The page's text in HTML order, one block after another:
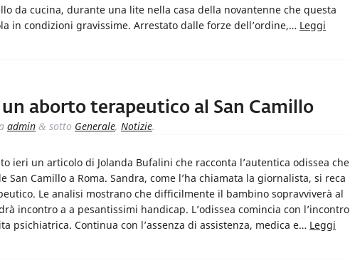
da cucina, durante una lite nella casa della novantenne che questa
in condizioni gravissime. Arrestato dalle forze dell’ordine,… Leggi
un aborto terapeutico al San Camillo
admin & sotto Generale, Notizie.
ieri un articolo di Jolanda Bufalini che racconta l’autentica odissea che
San Camillo a Roma. Sandra, come l’ha chiamata la giornalista, si reca
Le analisi mostrano che difficilmente il bambino sopravviverà al
incontro a a pesantissimi handicap. L’odissea comincia con l’incontro
psichiatrica. Continua con l’assenza di assistenza, medica e… Leggi